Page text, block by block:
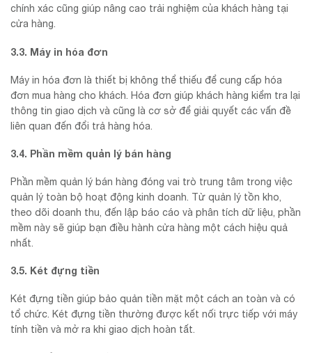
chính xác cũng giúp nâng cao trải nghiệm của khách hàng tại
cửa hàng.
3.3. Máy in hóa đơn
Máy in hóa đơn là thiết bị không thể thiếu để cung cấp hóa
đơn mua hàng cho khách. Hóa đơn giúp khách hàng kiểm tra lại
thông tin giao dịch và cũng là cơ sở để giải quyết các vấn đề
liên quan đến đổi trả hàng hóa.
3.4. Phần mềm quản lý bán hàng
Phần mềm quản lý bán hàng đóng vai trò trung tâm trong việc
quản lý toàn bộ hoạt động kinh doanh. Từ quản lý tồn kho,
theo dõi doanh thu, đến lập báo cáo và phân tích dữ liệu, phần
mềm này sẽ giúp bạn điều hành cửa hàng một cách hiệu quả
nhất.
3.5. Két đựng tiền
Két đựng tiền giúp bảo quản tiền mặt một cách an toàn và có
tổ chức. Két đựng tiền thường được kết nối trực tiếp với máy
tính tiền và mở ra khi giao dịch hoàn tất.